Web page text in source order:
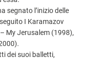
segnato l’inizio delle
I Karamazov
My Jerusalem (1998),
dei suoi balletti,